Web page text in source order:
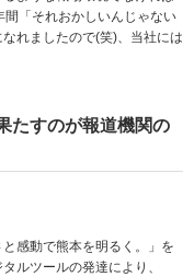
「それおかしいんじゃない
れましたので(笑)、当社には
たすのが報道機関の
感動で熊本を明るく。」を
ルツールの発達により、